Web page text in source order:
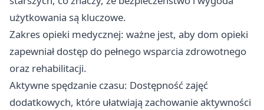
użytkowania są kluczowe.
Zakres opieki medycznej: ważne jest, aby dom opieki
zapewniał dostęp do pełnego wsparcia zdrowotnego
oraz rehabilitacji.
Aktywne spędzanie czasu: Dostępność zajęć
dodatkowych, które ułatwiają zachowanie aktywności